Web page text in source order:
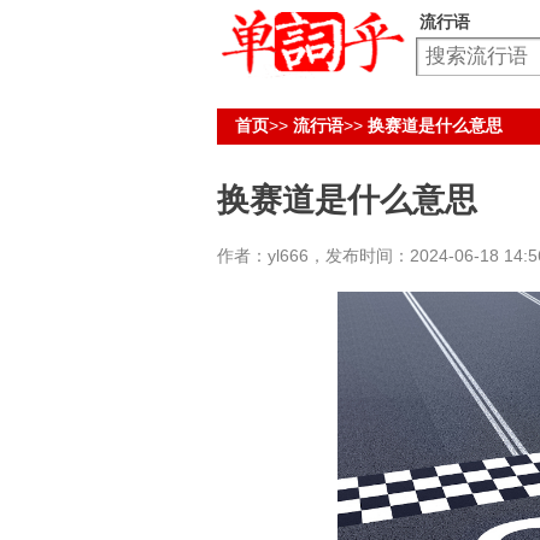
流行语
首页>> 流行语>> 换赛道是什么意思
换赛道是什么意思
作者：yl666，发布时间：2024-06-18